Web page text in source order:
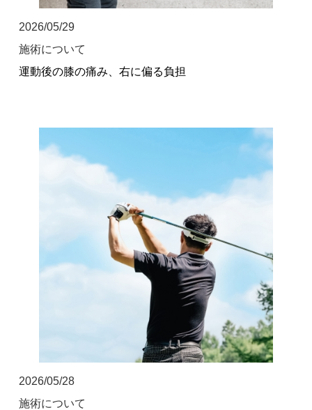
2026/05/29
施術について
運動後の膝の痛み、右に偏る負担
2026/05/28
施術について